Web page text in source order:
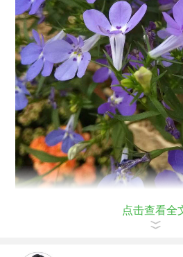
点击查看全